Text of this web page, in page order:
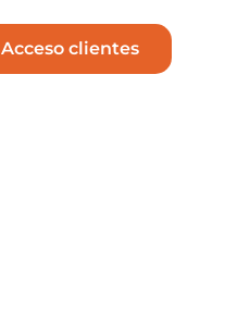
Acceso clientes